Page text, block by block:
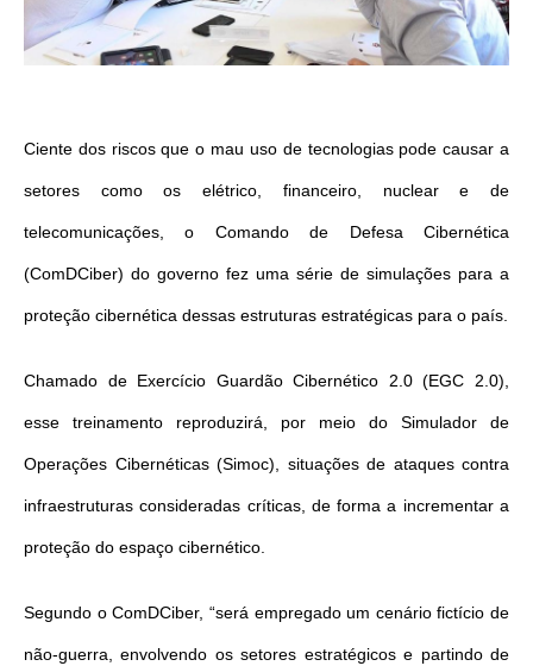
Ciente dos riscos que o mau uso de tecnologias pode causar a
setores como os elétrico, financeiro, nuclear e de
telecomunicações, o Comando de Defesa Cibernética
(ComDCiber) do governo fez uma série de simulações para a
proteção cibernética dessas estruturas estratégicas para o país.
Chamado de Exercício Guardão Cibernético 2.0 (EGC 2.0),
esse treinamento reproduzirá, por meio do Simulador de
Operações Cibernéticas (Simoc), situações de ataques contra
infraestruturas consideradas críticas, de forma a incrementar a
proteção do espaço cibernético.
Segundo o ComDCiber, “será empregado um cenário fictício de
não-guerra, envolvendo os setores estratégicos e partindo de